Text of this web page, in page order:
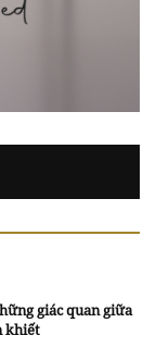
giác quan giữa
khiết